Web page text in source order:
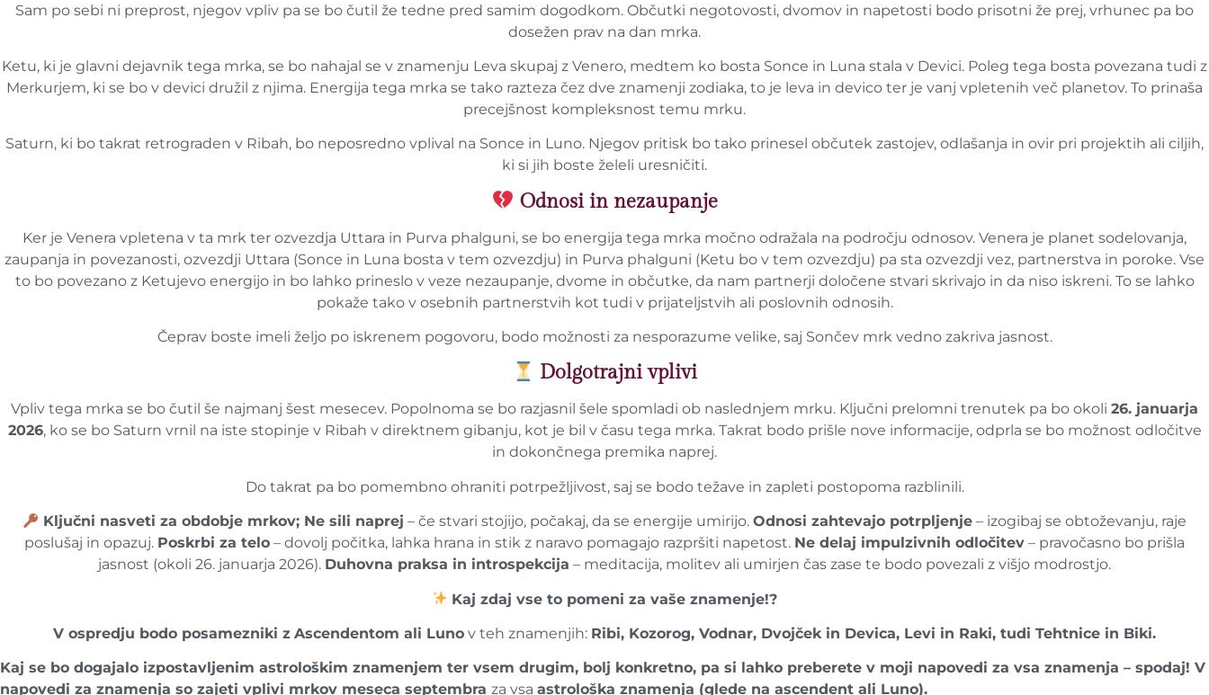
Sam po sebi ni preprost, njegov vpliv pa se bo čutil že tedne pred samim dogodkom. Občutki negotovosti, dvomov in napetosti bodo prisotni že prej, vrhunec pa bo
dosežen prav na dan mrka.
Ketu, ki je glavni dejavnik tega mrka, se bo nahajal se v znamenju Leva skupaj z Venero, medtem ko bosta Sonce in Luna stala v Devici. Poleg tega bosta povezana tudi z
Merkurjem, ki se bo v devici družil z njima. Energija tega mrka se tako razteza čez dve znamenji zodiaka, to je leva in devico ter je vanj vpletenih več planetov. To prinaša
precejšnost kompleksnost temu mrku.
Saturn, ki bo takrat retrograden v Ribah, bo neposredno vplival na Sonce in Luno. Njegov pritisk bo tako prinesel občutek zastojev, odlašanja in ovir pri projektih ali ciljih,
ki si jih boste želeli uresničiti.
Odnosi in nezaupanje
Ker je Venera vpletena v ta mrk ter ozvezdja Uttara in Purva phalguni, se bo energija tega mrka močno odražala na področju odnosov. Venera je planet sodelovanja,
zaupanja in povezanosti, ozvezdji Uttara (Sonce in Luna bosta v tem ozvezdju) in Purva phalguni (Ketu bo v tem ozvezdju) pa sta ozvezdji vez, partnerstva in poroke. Vse
to bo povezano z Ketujevo energijo in bo lahko prineslo v veze nezaupanje, dvome in občutke, da nam partnerji določene stvari skrivajo in da niso iskreni. To se lahko
pokaže tako v osebnih partnerstvih kot tudi v prijateljstvih ali poslovnih odnosih.
Čeprav boste imeli željo po iskrenem pogovoru, bodo možnosti za nesporazume velike, saj Sončev mrk vedno zakriva jasnost.
Dolgotrajni vplivi
Vpliv tega mrka se bo čutil še najmanj šest mesecev. Popolnoma se bo razjasnil šele spomladi ob naslednjem mrku. Ključni prelomni trenutek pa bo okoli 26. januarja
2026, ko se bo Saturn vrnil na iste stopinje v Ribah v direktnem gibanju, kot je bil v času tega mrka. Takrat bodo prišle nove informacije, odprla se bo možnost odločitve
in dokončnega premika naprej.
Do takrat pa bo pomembno ohraniti potrpežljivost, saj se bodo težave in zapleti postopoma razblinili.
Ključni nasveti za obdobje mrkov; Ne sili naprej – če stvari stojijo, počakaj, da se energije umirijo.Odnosi zahtevajo potrpljenje – izogibaj se obtoževanju, raje
poslušaj in opazuj. Poskrbi za telo – dovolj počitka, lahka hrana in stik z naravo pomagajo razpršiti napetost. Ne delaj impulzivnih odločitev – pravočasno bo prišla
jasnost (okoli 26. januarja 2026). Duhovna praksa in introspekcija – meditacija, molitev ali umirjen čas zase te bodo povezali z višjo modrostjo.
Kaj zdaj vse to pomeni za vaše znamenje!?
V ospredju bodo posamezniki z Ascendentom ali Luno v teh znamenjih: Ribi, Kozorog, Vodnar, Dvojček in Devica, Levi in Raki, tudi Tehtnice in Biki.
Kaj se bo dogajalo izpostavljenim astrološkim znamenjem ter vsem drugim, bolj konkretno, pa si lahko preberete v moji napovedi za vsa znamenja – spodaj! V
napovedi za znamenja so zajeti vplivi mrkov meseca septembra za vsa astrološka znamenja (glede na ascendent ali Luno).